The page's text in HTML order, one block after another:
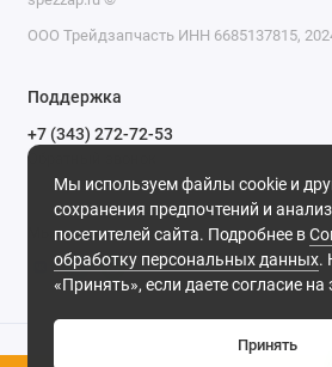
Мы используем файлы cookie и
сохранения предпочтений и
посетителей сайта. Подробнее в
обработку персональных данных.
«Принять», если даете согласие на
Принять
ООО Трейдзапчасть ИНН 6685137815,
Поддержка
+7 (343) 272-72-53
Обратный звонок
620030, г. Екатеринбург, ул. Карьерная, д.
Мы в сети